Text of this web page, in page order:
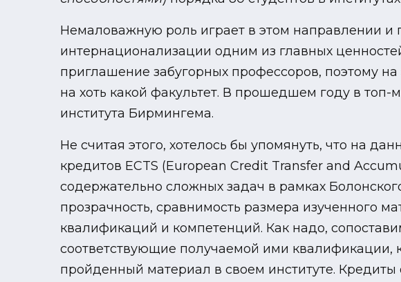
Немаловажную роль играет в этом направлении и
интернационализации одним из главных
приглашение забугорных профессоров, поэтому
на хоть какой факультет. В прошедшем году в
института Бирмингема.
Не считая этого, хотелось бы упомянуть, что на
кредитов ECTS (European Credit Transfer and
содержательно сложных задач в рамках
прозрачность, сравнимость размера изученного
квалификаций и компетенций. Как надо,
соответствующие получаемой ими квалификации,
пройденный материал в своем институте.